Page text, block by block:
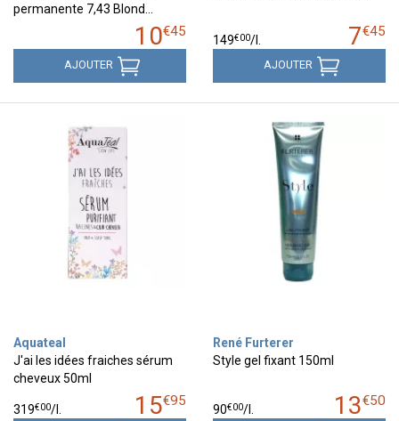
permanente 7,43 Blond…
10€45
AJOUTER
7€45
149€00/l.
AJOUTER
Aquateal
J'ai les idées fraiches sérum
cheveux 50ml
15€95
319€00/l.
René Furterer
Style gel fixant 150ml
13€50
90€00/l.